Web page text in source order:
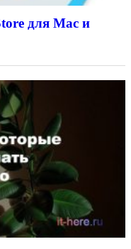
для Mac и